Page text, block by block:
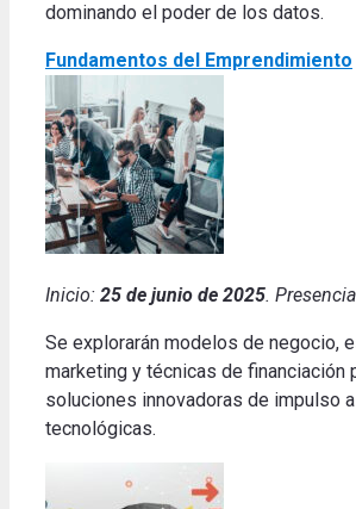
dominando el poder de los datos.
Fundamentos del Emprendimiento
Inicio: 25 de junio de 2025.
Se explorarán modelos de negocio,
marketing y técnicas de financiación
soluciones innovadoras de impulso a
tecnológicas.